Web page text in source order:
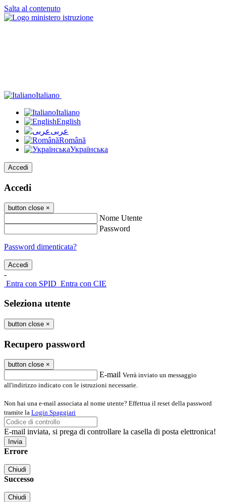
Salta al contenuto
Italiano
Italiano
English
عربى
Română
Українська
Accedi
Accedi
button close ×
Nome Utente
Password
Password dimenticata?
-
Entra con SPID Entra con CIE
Seleziona utente
button close ×
Recupero password
button close ×
E-mail Verrà inviato un messaggio
all'indirizzo indicato con le istruzioni necessarie.
Non hai una e-mail associata al nome utente? Effettua il reset della password
tramite la Login Spaggiari
E-mail inviata, si prega di controllare la casella di posta elettronica!
Errore
Chiudi
Successo
Chiudi